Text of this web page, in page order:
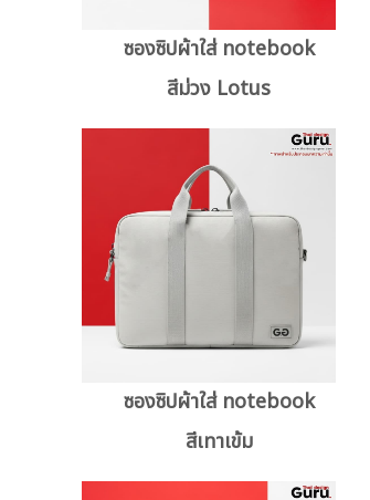
ซองซิปผ้าใส่ notebook
สีม่วง Lotus
ซองซิปผ้าใส่ notebook
สีเทาเข้ม